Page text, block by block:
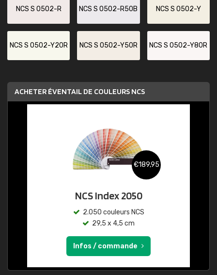
NCS S 0502-R NCS S 0502-R50B NCS S 0502-Y
NCS S 0502-Y20R NCS S 0502-Y50R NCS S 0502-Y80R
ACHETER ÉVENTAIL DE COULEURS NCS
€189,95
NCS Index 2050
2.050 couleurs NCS
29,5 x 4,5 cm
Infos / commande